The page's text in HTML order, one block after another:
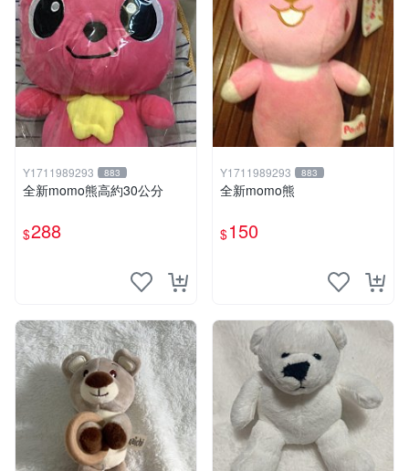
Y1711989293 883
全新momo熊高約30公分
$288
Y1711989293 883
全新momo熊
$150